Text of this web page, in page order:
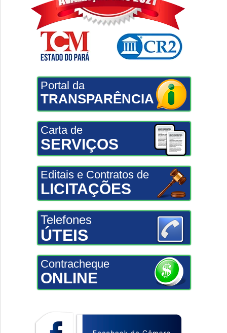
Portal da
TRANSPARÊNCIA
Carta de
SERVIÇOS
Editais e Contratos de
LICITAÇÕES
Telefones
ÚTEIS
Contracheque
ONLINE